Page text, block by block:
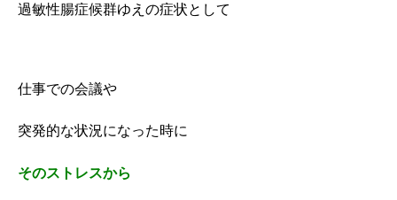
過敏性腸症候群ゆえの症状として
仕事での会議や
突発的な状況になった時に
そのストレスから